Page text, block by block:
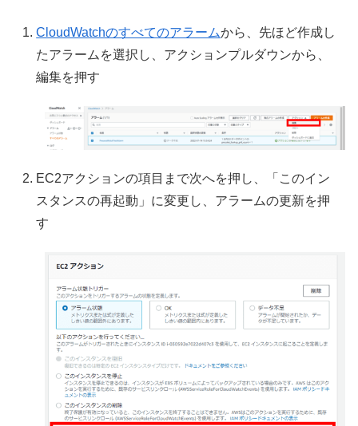
CloudWatchのすべてのアラームから、先ほど作成し
たアラームを選択し、アクションプルダウンから、
編集を押す
EC2アクションの項目まで次へを押し、「このイン
スタンスの再起動」に変更し、アラームの更新を押
す